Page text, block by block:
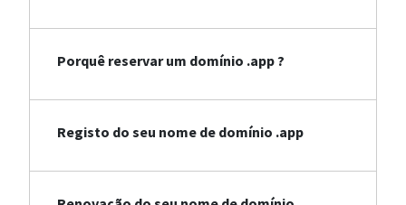
Porquê reservar um domínio .app ?
Registo do seu nome de domínio .app